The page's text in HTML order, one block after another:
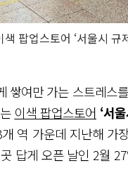
팝업스토어 ‘서울시
쌓여만 가는 스트레스
이색 팝업스토어 ‘서
역 가운데 지난해 가
답게 오픈 날인 2월